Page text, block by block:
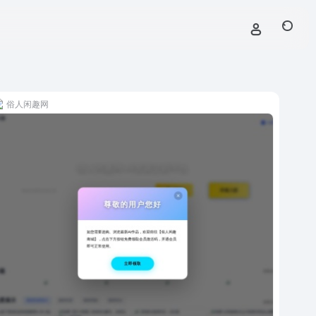
俗人闲趣网